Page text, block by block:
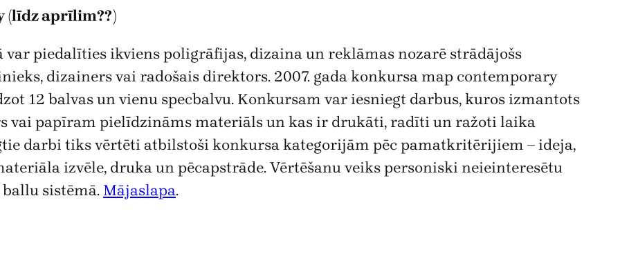
(līdz aprīlim??)
piedalīties ikviens poligrāfijas, dizaina un reklāmas nozarē strādājošs
dizainers vai radošais direktors. 2007. gada konkursa map contemporary
12 balvas un vienu specbalvu. Konkursam var iesniegt darbus, kuros izmantots
vai papīram pielīdzināms materiāls un kas ir drukāti, radīti un ražoti laika
darbi tiks vērtēti atbilstoši konkursa kategorijām pēc pamatkritērijiem – ideja,
izvēle, druka un pēcapstrāde. Vērtēšanu veiks personiski neieinteresētu
sistēmā. Mājaslapa.